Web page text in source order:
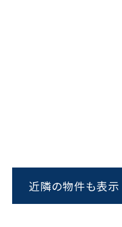
スムー
近隣の物件も表示